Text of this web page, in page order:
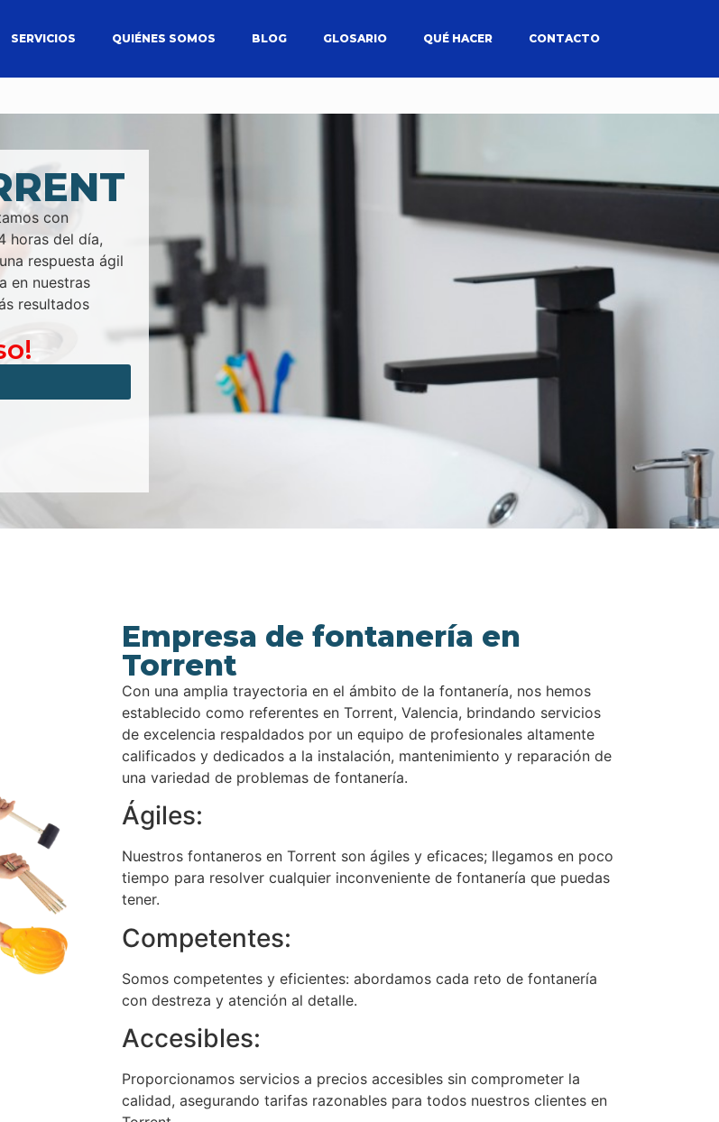
SERVICIOS QUIÉNES SOMOS BLOG GLOSARIO QUÉ HACER CONTACTO
con
horas del día,
respuesta ágil
en nuestras
resultados
Empresa de fontanería en
Torrent
Con una amplia trayectoria en el ámbito de la fontanería, nos hemos
establecido como referentes en Torrent, Valencia, brindando servicios
de excelencia respaldados por un equipo de profesionales altamente
calificados y dedicados a la instalación, mantenimiento y reparación de
una variedad de problemas de fontanería.
Ágiles:
Nuestros fontaneros en Torrent son ágiles y eficaces; llegamos en poco
tiempo para resolver cualquier inconveniente de fontanería que puedas
tener.
Competentes:
Somos competentes y eficientes: abordamos cada reto de fontanería
con destreza y atención al detalle.
Accesibles:
Proporcionamos servicios a precios accesibles sin comprometer la
calidad, asegurando tarifas razonables para todos nuestros clientes en